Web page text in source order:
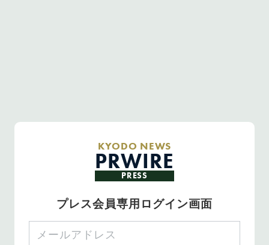
KYODO NEWS
PRWIRE
PRESS
プレス会員専用ログイン画面